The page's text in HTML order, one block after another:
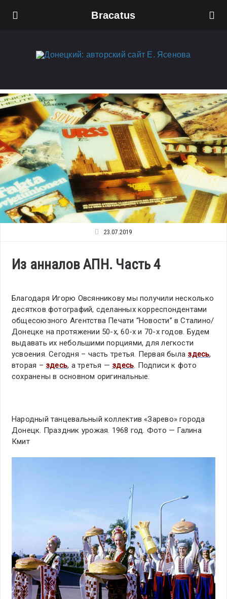
Bracatus
23.07.2019
Из анналов АПН. Часть 4
Благодаря Игорю Овсянникову мы получили несколько
десятков фотографий, сделанных корреспондентами
общесоюзного Агентства Печати “Новости” в Сталино/
Донецке на протяжении 50-х, 60-х и 70-х годов. Будем
выдавать их небольшими порциями, для легкости
усвоения. Сегодня – часть третья. Первая была здесь,
вторая – здесь, а третья — здесь. Подписи к фото
сохранены в основном оригинальные.
Народный танцевальный коллектив «Зарево» города
Донецк. Праздник урожая. 1968 год. Фото — Галина
Кмит